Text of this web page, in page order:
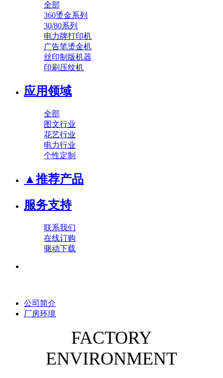
全部
360烫金系列
30/80系列
电力牌打印机
广告笔烫金机
丝印制版机器
印刷压纹机
应用领域
全部
图文行业
花艺行业
电力行业
个性定制
▲推荐产品
服务支持
联系我们
在线订购
驱动下载
公司简介
厂房环境
FACTORY
ENVIRONMENT